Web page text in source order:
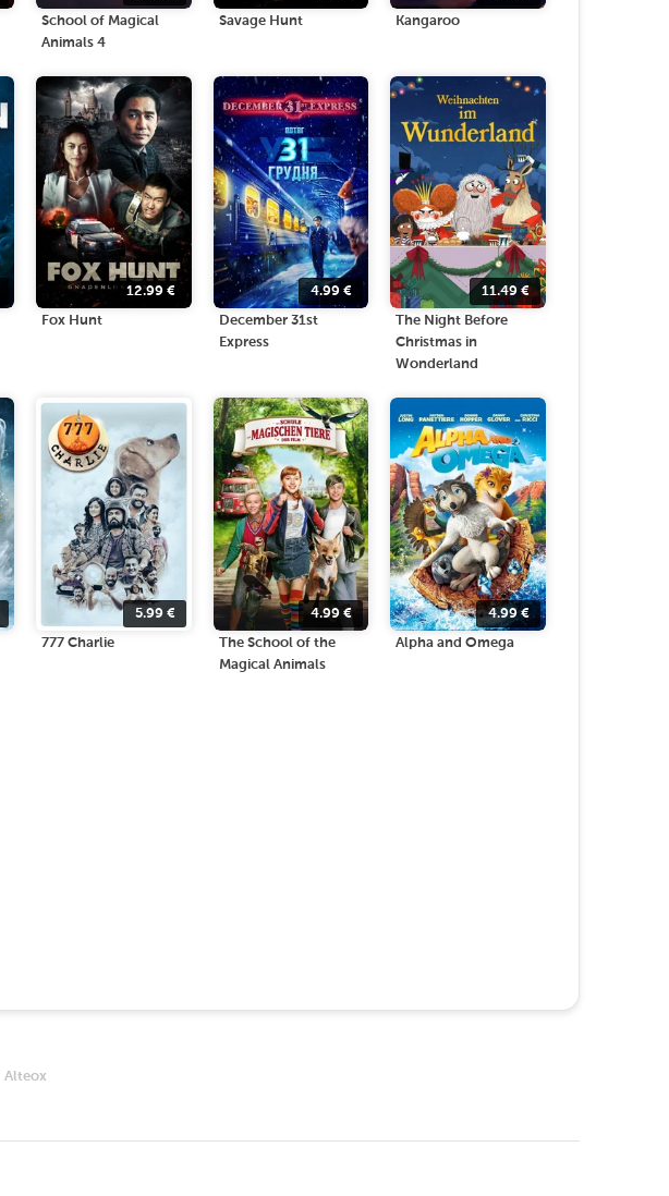
School of Magical
Animals 4
Savage Hunt Kangaroo
12.99€
Fox Hunt
4.99 €
December 31st
Express
11.49€
The Night Before
Christmas in
Wonderland
5.99€
777 Charlie
4.99 €
The School of the
Magical Animals
4.99€
Alpha and Omega
Alteox